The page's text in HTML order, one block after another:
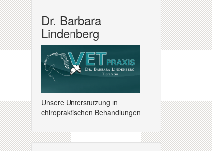
Dr. Barbara
Lindenberg
Unsere Unterstützung in
chiropraktischen Behandlungen